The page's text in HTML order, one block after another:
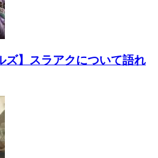
ズ】スラアクについて語れ